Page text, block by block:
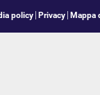
policy Privacy Mappa